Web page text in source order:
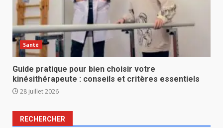
Santé
Guide pratique pour bien choisir votre
kinésithérapeute : conseils et critères essentiels
28 juillet 2026
RECHERCHER